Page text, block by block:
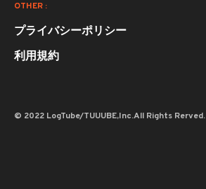
OTHER :
プライバシーポリシー
利用規約
© 2022 LogTube/TUUUBE,Inc.All Rights Rerved.